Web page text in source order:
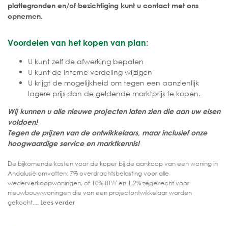
plattegronden en/of bezichtiging kunt u contact met ons
opnemen.
Voordelen van het kopen van plan:
U kunt zelf de afwerking bepalen
U kunt de interne verdeling wijzigen
U krijgt de mogelijkheid om tegen een aanzienlijk
lagere prijs dan de geldende marktprijs te kopen.
Wij kunnen u alle nieuwe projecten laten zien die aan uw eisen
voldoen!
Tegen de prijzen van de ontwikkelaars, maar inclusief onze
hoogwaardige service en marktkennis!
De bijkomende kosten voor de koper bij de aankoop van een woning in
Andalusië omvatten: 7% overdrachtsbelasting voor alle
wederverkoopwoningen, of 10% BTW en 1,2% zegelrecht voor
nieuwbouwwoningen die van een projectontwikkelaar worden
gekocht.... Lees verder